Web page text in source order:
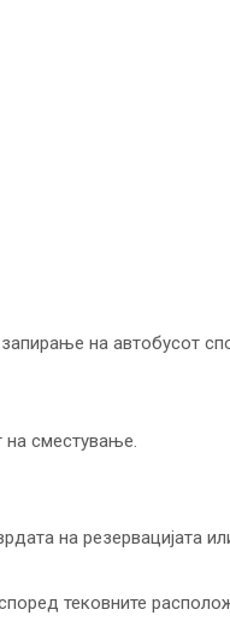
на автобусот
на сместување.
на резервацијата
тековните